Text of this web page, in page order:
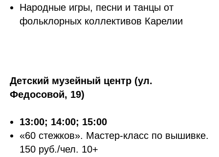
Народные игры, песни и танцы от
фольклорных коллективов Карелии
Детский музейный центр (ул.
Федосовой, 19)
13:00; 14:00; 15:00
«60 стежков». Мастер-класс по вышивке.
150 руб./чел. 10+